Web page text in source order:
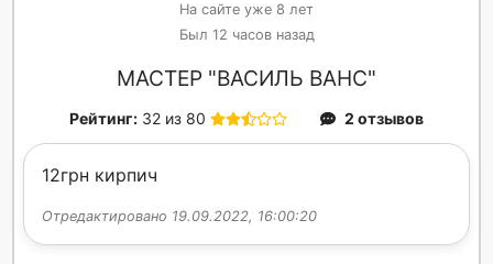
На сайте уже 8 лет
Был 12 часов назад
МАСТЕР "ВАСИЛЬ ВАНС"
Рейтинг: 32 из 80 2 отзывов
12грн кирпич
Отредактировано 19.09.2022, 16:00:20